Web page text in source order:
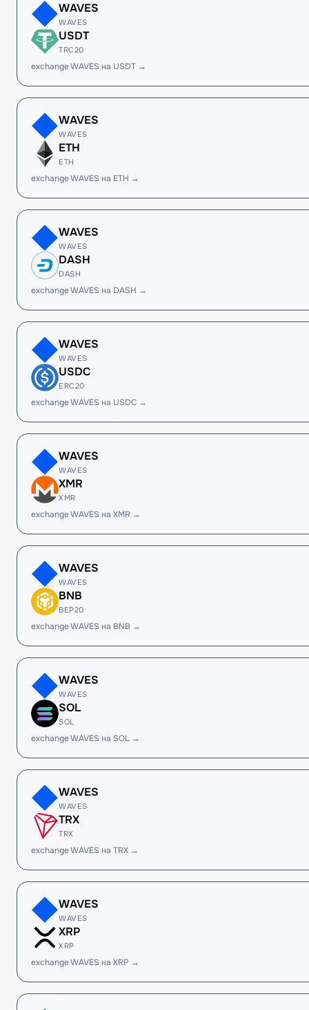
WAVES
WAVES
USDT
TRC20
exchange WAVES на USDT →
WAVES
WAVES
ETH
ETH
exchange WAVES на ETH →
WAVES
WAVES
DASH
DASH
exchange WAVES на DASH →
WAVES
WAVES
USDC
ERC20
exchange WAVES на USDC →
WAVES
WAVES
XMR
XMR
exchange WAVES на XMR →
WAVES
WAVES
BNB
BEP20
exchange WAVES на BNB →
WAVES
WAVES
SOL
SOL
exchange WAVES на SOL →
WAVES
WAVES
TRX
TRX
exchange WAVES на TRX →
WAVES
WAVES
XRP
XRP
exchange WAVES на XRP →